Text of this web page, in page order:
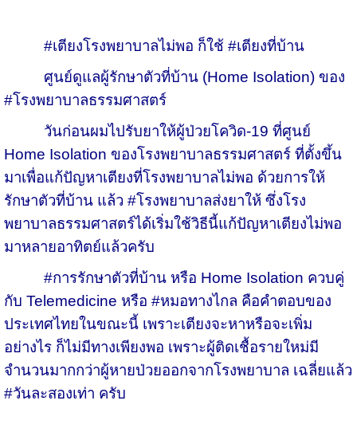
#เตียงโรงพยาบาลไม่พอ ก็ใช้ #เตียงที่บ้าน
ศูนย์ดูแลผู้รักษาตัวที่บ้าน (Home Isolation) ของ
#โรงพยาบาลธรรมศาสตร์
วันก่อนผมไปรับยาให้ผู้ป่วยโควิด-19 ที่ศูนย์
Home Isolation ของโรงพยาบาลธรรมศาสตร์ ที่ตั้งขึ้น
มาเพื่อแก้ปัญหาเตียงที่โรงพยาบาลไม่พอ ด้วยการให้
รักษาตัวที่บ้าน แล้ว #โรงพยาบาลส่งยาให้ ซึ่งโรง
พยาบาลธรรมศาสตร์ได้เริ่มใช้วิธีนี้แก้ปัญหาเตียงไม่พอ
มาหลายอาทิตย์แล้วครับ
#การรักษาตัวที่บ้าน หรือ Home Isolation ควบคู่
กับ Telemedicine หรือ #หมอทางไกล คือคำตอบของ
ประเทศไทยในขณะนี้ เพราะเตียงจะหาหรือจะเพิ่ม
อย่างไร ก็ไม่มีทางเพียงพอ เพราะผู้ติดเชื้อรายใหม่มี
จำนวนมากกว่าผู้หายป่วยออกจากโรงพยาบาล เฉลี่ยแล้ว
#วันละสองเท่า ครับ